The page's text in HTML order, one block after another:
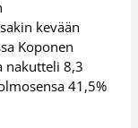
kevään
Koponen
nakutteli 8,3
41,5%